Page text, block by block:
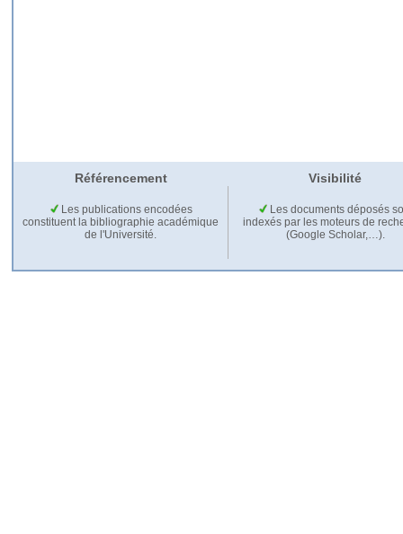
Référencement Visibilité
Les publications encodées
constituent la bibliographie académique
de l'Université.
Les documents déposés
indexés par les moteurs de
(Google Scholar,…).